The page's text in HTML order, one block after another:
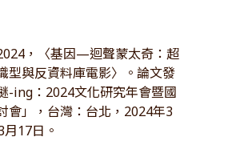
，〈基因—迴聲蒙太奇：超
型與反資料庫電影〉。論文發
-ing：2024文化研究年會暨國
會」，台灣：台北，2024年3
17日。